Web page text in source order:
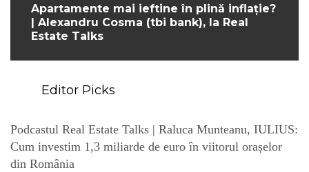
Apartamente mai ieftine în plină inflație?
| Alexandru Cosma (tbi bank), la Real
Estate Talks
Editor Picks
Podcastul Real Estate Talks | Raluca Munteanu, IULIUS:
Cum investim 1,3 miliarde de euro în viitorul orașelor
din România